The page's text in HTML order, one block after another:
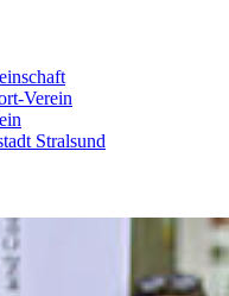
Verein
Stralsund